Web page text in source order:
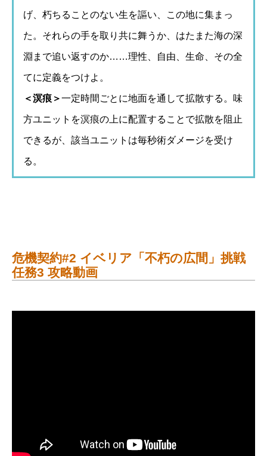
げ、朽ちることのない生を謳い、この地に集まっ
た。それらの手を取り共に舞うか、はたまた海の深
淵まで追い返すのか……理性、自由、生命、その全
てに定義をつけよ。
＜溟痕＞一定時間ごとに地面を通して拡散する。味
方ユニットを溟痕の上に配置することで拡散を阻止
できるが、該当ユニットは毎秒術ダメージを受け
る。
危機契約#2 イベリア「不朽の広間」挑戦
任務3 攻略動画